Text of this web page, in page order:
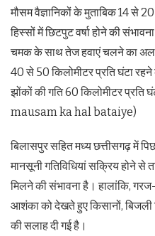
मौसम वैज्ञानिकों के मुताबिक 14 से
हिस्सों में छिटपुट वर्षा होने की
चमक के साथ तेज हवाएं चलने का अलर्ट
40 से 50 किलोमीटर प्रति घंटा
झोंकों की गति 60 किलोमीटर
mausam ka hal bataiye)
बिलासपुर सहित मध्य छत्तीसगढ़ में
मानसूनी गतिविधियां सक्रिय होने से
मिलने की संभावना है। हालांकि,
आशंका को देखते हुए किसानों, बिजली
की सलाह दी गई है।